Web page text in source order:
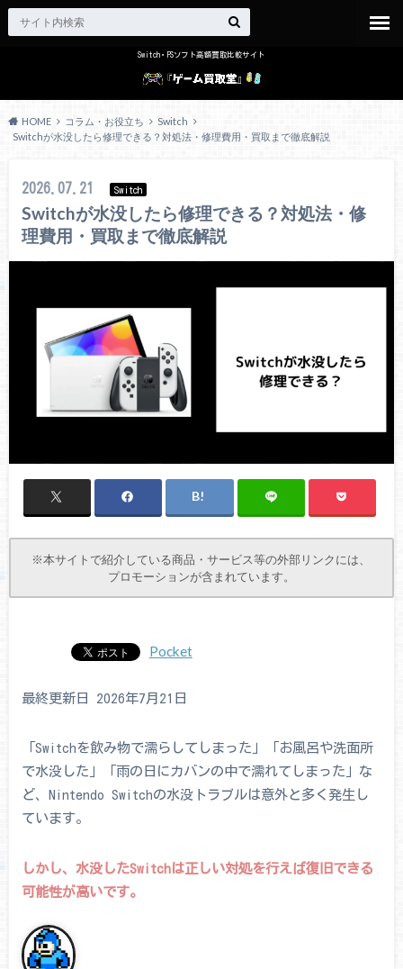
Switch・PSソフト高額買取比較サイト
HOME コラム・お役立ち
Switch
Switchが水没したら修理できる？対処法・修理費用・買取まで徹底解説
2026.07.21 Switch
Switchが水没したら修理できる？対処法・修
理費用・買取まで徹底解説
※本サイトで紹介している商品・サービス等の外部リンクには、
プロモーションが含まれています。
Pocket
最終更新日 2026年7月21日
「Switchを飲み物で濡らしてしまった」「お風呂や洗面所
で水没した」「雨の日にカバンの中で濡れてしまった」な
ど、Nintendo Switchの水没トラブルは意外と多く発生し
ています。
しかし、水没したSwitchは正しい対処を行えば復旧できる
可能性が高いです。